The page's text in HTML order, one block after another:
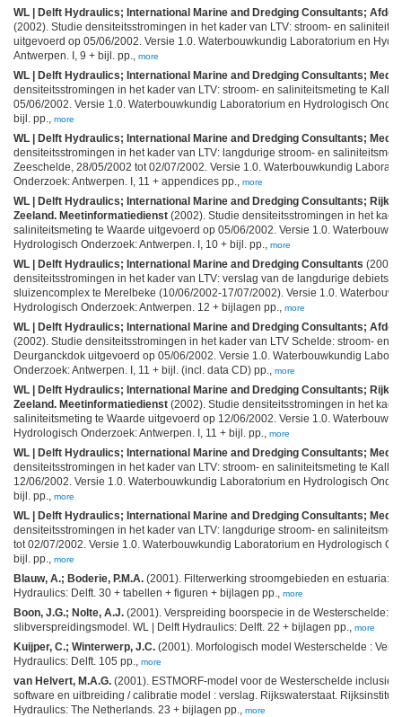
WL | Delft Hydraulics; International Marine and Dredging Consultants;
(2002). Studie densiteitsstromingen in het kader van LTV: stroom- en
uitgevoerd op 05/06/2002. Versie 1.0. Waterbouwkundig Laboratorium en
Antwerpen. I, 9 + bijl. pp., more
WL | Delft Hydraulics; International Marine and Dredging Consultants;
densiteitsstromingen in het kader van LTV: stroom- en saliniteitsmeting te Kallo
05/06/2002. Versie 1.0. Waterbouwkundig Laboratorium en Hydrologisch
bijl. pp., more
WL | Delft Hydraulics; International Marine and Dredging Consultants;
densiteitsstromingen in het kader van LTV: langdurige stroom- en
Zeeschelde, 28/05/2002 tot 02/07/2002. Versie 1.0. Waterbouwkundig
Onderzoek: Antwerpen. I, 11 + appendices pp., more
WL | Delft Hydraulics; International Marine and Dredging Consultants;
Zeeland. Meetinformatiedienst (2002). Studie densiteitsstromingen in het
saliniteitsmeting te Waarde uitgevoerd op 05/06/2002. Versie 1.0.
Hydrologisch Onderzoek: Antwerpen. I, 10 + bijl. pp., more
WL | Delft Hydraulics; International Marine and Dredging Consultants
densiteitsstromingen in het kader van LTV: verslag van de langdurige
sluizencomplex te Merelbeke (10/06/2002-17/07/2002). Versie 1.0.
Hydrologisch Onderzoek: Antwerpen. 12 + bijlagen pp., more
WL | Delft Hydraulics; International Marine and Dredging Consultants;
(2002). Studie densiteitsstromingen in het kader van LTV Schelde: stroom- en
Deurganckdok uitgevoerd op 05/06/2002. Versie 1.0. Waterbouwkundig
Onderzoek: Antwerpen. I, 11 + bijl. (incl. data CD) pp., more
WL | Delft Hydraulics; International Marine and Dredging Consultants;
Zeeland. Meetinformatiedienst (2002). Studie densiteitsstromingen in het
saliniteitsmeting te Waarde uitgevoerd op 12/06/2002. Versie 1.0.
Hydrologisch Onderzoek: Antwerpen. I, 11 + bijl. pp., more
WL | Delft Hydraulics; International Marine and Dredging Consultants;
densiteitsstromingen in het kader van LTV: stroom- en saliniteitsmeting te Kallo
12/06/2002. Versie 1.0. Waterbouwkundig Laboratorium en Hydrologisch
bijl. pp., more
WL | Delft Hydraulics; International Marine and Dredging Consultants;
densiteitsstromingen in het kader van LTV: langdurige stroom- en
tot 02/07/2002. Versie 1.0. Waterbouwkundig Laboratorium en Hydrologisch
bijl. pp., more
Blauw, A.; Boderie, P.M.A. (2001). Filterwerking stroomgebieden en estuaria:
Hydraulics: Delft. 30 + tabellen + figuren + bijlagen pp., more
Boon, J.G.; Nolte, A.J. (2001). Verspreiding boorspecie in de Westerschelde:
slibverspreidingsmodel. WL | Delft Hydraulics: Delft. 22 + bijlagen pp., more
Kuijper, C.; Winterwerp, J.C. (2001). Morfologisch model Westerschelde :
Hydraulics: Delft. 105 pp., more
van Helvert, M.A.G. (2001). ESTMORF-model voor de Westerschelde inclusief
software en uitbreiding / calibratie model : verslag. Rijkswaterstaat.
Hydraulics: The Netherlands. 23 + bijlagen pp., more